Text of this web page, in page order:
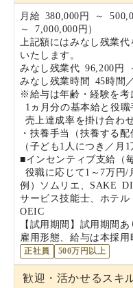
月給 380,000円 ～
～ 7,000,000円）
上記額にはみなし残業
いたします。
みなし残業代 96,200円
みなし残業時間 45時間
※給与は年齢・経験を考
1ヵ月分の基本給と役職
売上達成率を掛け合わ
・扶養手当
（扶養する
（子ども1人につき／月1
■インセンティブ支給（
役職に応じて1～7万円/
例）ソムリエ、SAKE
サービス技能士、ホテ
OEIC
【試用期間】試用期間あ
雇用形態、給与は本採用
正社員 500万円以上
歓迎・活かせるスキ